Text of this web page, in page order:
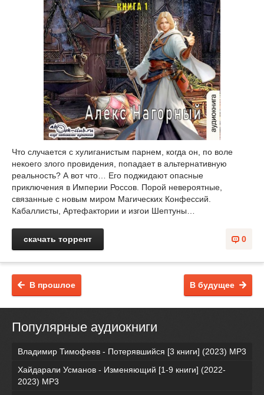
Что случается с хулиганистым парнем, когда он, по воле
некоего злого провидения, попадает в альтернативную
реальность? А вот что… Его поджидают опасные
приключения в Империи Россов. Порой невероятные,
связанные с новым миром Магических Конфессий.
Кабаллисты, Артефактории и изгои Шептуны…
0
скачать торрент
В будущее
В прошлое
Популярные аудиокниги
Владимир Тимофеев - Потерявшийся [3 книги] (2023) МР3
Хайдарали Усманов - Изменяющий [1-9 книги] (2022-
2023) МР3